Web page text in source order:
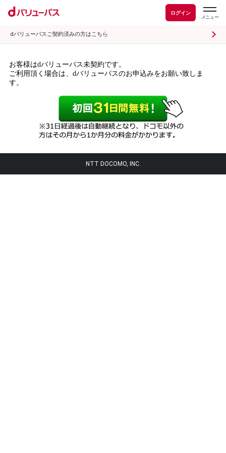
ログイン
dバリューパスご契約済みの方はこちら
お客様はdバリューパス未契約です。
ご利用頂く場合は、dバリューパスのお申込みをお願い致しま
す。
NTT DOCOMO, INC.